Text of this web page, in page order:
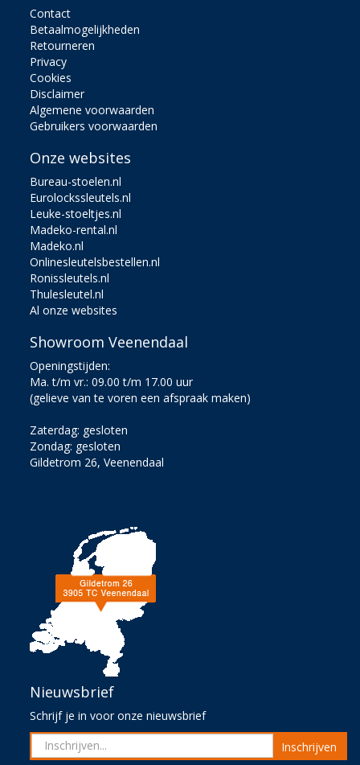
Contact
Betaalmogelijkheden
Retourneren
Privacy
Cookies
Disclaimer
Algemene voorwaarden
Gebruikers voorwaarden
Onze websites
Bureau-stoelen.nl
Eurolockssleutels.nl
Leuke-stoeltjes.nl
Madeko-rental.nl
Madeko.nl
Onlinesleutelsbestellen.nl
Ronissleutels.nl
Thulesleutel.nl
Al onze websites
Showroom Veenendaal
Openingstijden:
Ma. t/m vr.: 09.00 t/m 17.00 uur
(gelieve van te voren een afspraak maken)
Zaterdag: gesloten
Zondag: gesloten
Gildetrom 26, Veenendaal
Nieuwsbrief
Schrijf je in voor onze nieuwsbrief
Inschrijven